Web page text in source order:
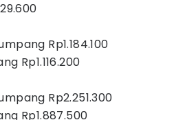
Rp1.184.100
Rp1.116.200
Rp2.251.300
Rp1.887.500